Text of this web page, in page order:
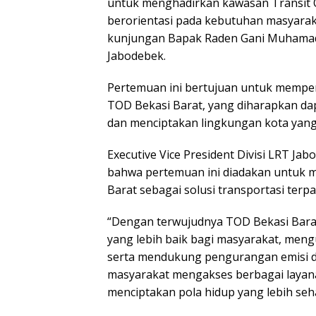
berorientasi pada kebutuhan
kunjungan Bapak Raden Gani
Jabodebek.
Pertemuan ini bertujuan untuk
TOD Bekasi Barat, yang diharapkan
dan menciptakan lingkungan kota
Executive Vice President Divisi LRT
bahwa pertemuan ini diadakan untuk
Barat sebagai solusi transportasi
“Dengan terwujudnya TOD Bekasi
yang lebih baik bagi masyarakat,
serta mendukung pengurangan emisi
masyarakat mengakses berbagai
menciptakan pola hidup yang lebih